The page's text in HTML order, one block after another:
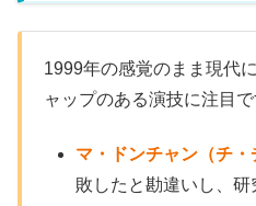
1999年の感覚のまま現代
ャップのある演技に注目で
マ・ドンチャン（チ・
敗したと勘違いし、